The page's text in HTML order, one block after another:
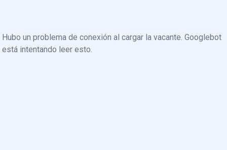
Hubo un problema de conexión al cargar la vacante. Googlebot
está intentando leer esto.